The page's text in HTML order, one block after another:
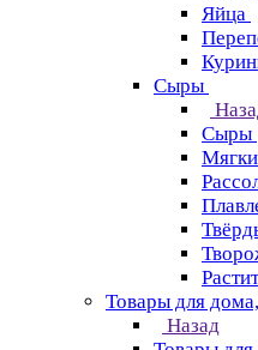
Яйца
Сыры
Сыры
Товары для
Назад